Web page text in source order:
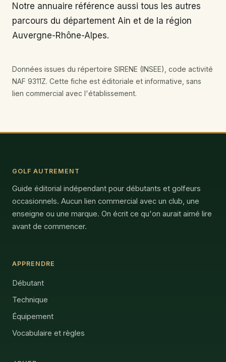
Notre annuaire référence aussi tous les autres
parcours du département Ain et de la région
Auvergne-Rhône-Alpes.
Données issues du répertoire SIRENE (INSEE), code activité
NAF 9311Z. Cette fiche est éditoriale et informative, sans
lien commercial avec l'établissement.
GOLF AUTREMENT
Guide éditorial indépendant pour débutants et golfeurs
occasionnels. Aucun lien commercial avec un club, une
enseigne ou une marque. On écrit ce qu'on aurait aimé lire
avant de commencer.
APPRENDRE
Débutant
Technique
Équipement
Vocabulaire et règles